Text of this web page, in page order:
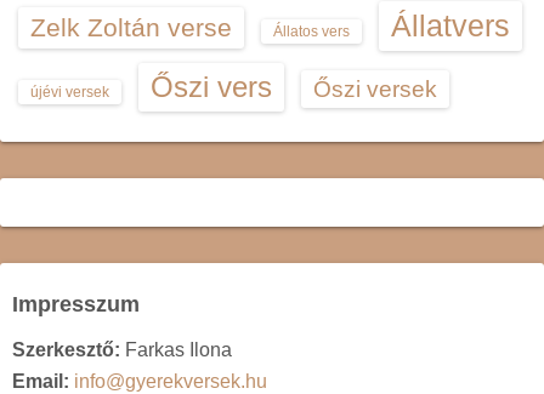
Zelk Zoltán verse Állatos vers Állatvers
újévi versek Őszi vers Őszi versek
Impresszum
Szerkesztő: Farkas Ilona
Email: info@gyerekversek.hu